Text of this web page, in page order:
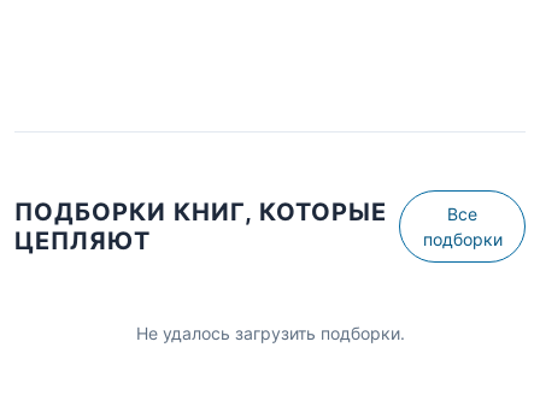
ПОДБОРКИ КНИГ, КОТОРЫЕ
ЦЕПЛЯЮТ
Все
подборки
Не удалось загрузить подборки.